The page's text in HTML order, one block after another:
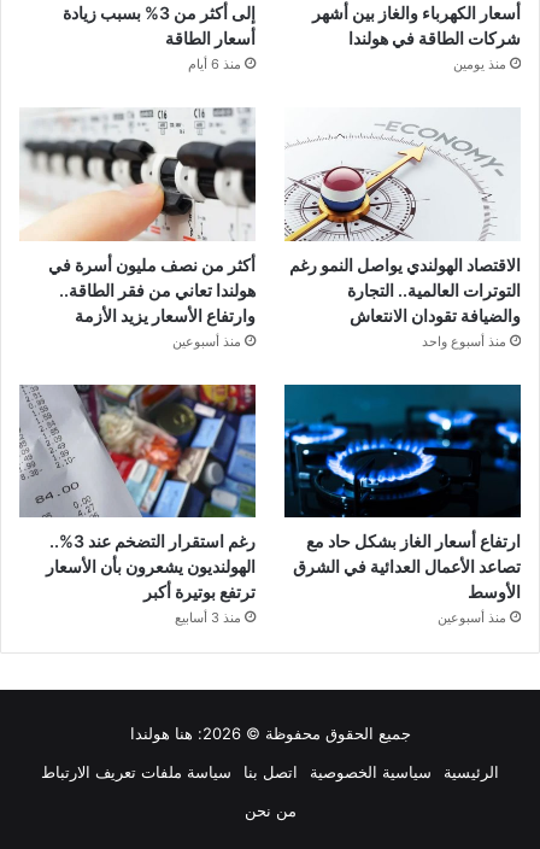
أسعار الكهرباء والغاز بين أشهر
شركات الطاقة في هولندا
منذ يومين
إلى أكثر من 3% بسبب زيادة
أسعار الطاقة
منذ 6 أيام
الاقتصاد الهولندي يواصل النمو رغم
التوترات العالمية.. التجارة
والضيافة تقودان الانتعاش
منذ أسبوع واحد
أكثر من نصف مليون أسرة في
هولندا تعاني من فقر الطاقة..
وارتفاع الأسعار يزيد الأزمة
منذ أسبوعين
ارتفاع أسعار الغاز بشكل حاد مع
تصاعد الأعمال العدائية في الشرق
الأوسط
منذ أسبوعين
رغم استقرار التضخم عند 3%..
الهولنديون يشعرون بأن الأسعار
ترتفع بوتيرة أكبر
منذ 3 أسابيع
جميع الحقوق محفوظة © 2026:
هنا هولندا
الرئيسية
سياسية الخصوصية اتصل بنا
سياسة ملفات تعريف الارتباط
من نحن